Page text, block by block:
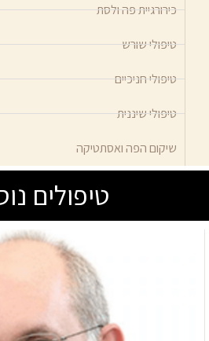
כירורגיית פה ולסת
טיפולי שורש
טיפולי חניכיים
טיפולי שיננית
שיקום הפה ואסתטיקה
טיפולים